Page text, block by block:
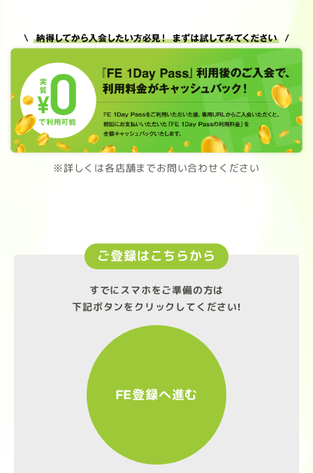
※詳しくは各店舗までお問い合わせください
ご登録はこちらから
すでにスマホをご準備の方は
下記ボタンをクリックしてください!
FE登録へ進む